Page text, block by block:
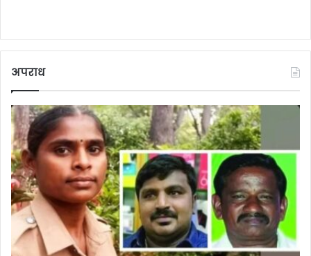
पुलिसिया अत्याचार के खिलाफ हर थाने में चाहिए,
वर्दी की लाज बचाने वाली एक ‘रेवती’
April 12, 2026
आखिर मुख्तार की जेल में मौत का राज सामने आ
ही गया..
April 23, 2024